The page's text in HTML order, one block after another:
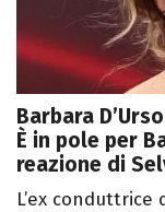
Barbara
È in pole per
reazione di
L’ex